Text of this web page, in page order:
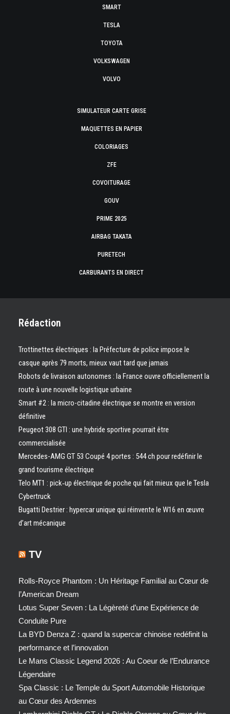
SMART
TESLA
TOYOTA
VOLKSWAGEN
VOLVO
SIMULATEUR CARTE GRISE
MAQUETTES EN PAPIER
COLORIAGES
ZFE
COVOITURAGE
GOUV
PRIME 2025
AIRBAG TAKATA
PURETECH
CARBURANTS EN DIRECT
Rédaction
Trottinettes électriques : la Préfecture de police impose le
casque après 79 morts, mieux vaut tard que jamais
Robots de livraison autonomes : la France ouvre officiellement la
route à une nouvelle logistique urbaine
Smart #2 : la micro-citadine électrique se montre en version
définitive
Peugeot 308 GTI : une hybride sportive pourrait être
commercialisée
Mercedes-AMG GT 53 Coupé 4 portes : 544 ch pour redéfinir le
grand tourisme électrique
Telo MT1 : pick‑up électrique de poche qui fait mieux que le Tesla
Cybertruck
Bugatti Destrier : hypercar unique qui réinvente le W16 en œuvre
d’art mécanique
TV
Rolls-Royce Phantom : Un Héritage Familial au Cœur de
l’American Dream
Lotus Super Seven : La Légèreté d’une Expérience de
Conduite Pure
La BYD Denza Z : quand la supercar chinoise redéfinit la
performance et l’innovation
Le Mans Classic Legend 2026 : Au Coeur de l’Endurance
Légendaire
Spa Classic : Le Temple du Sport Automobile Historique
au Cœur des Ardennes